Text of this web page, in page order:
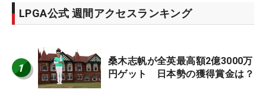
LPGA公式 週間アクセスランキング
1
桑木志帆が全英最高額2億3000万
円ゲット 日本勢の獲得賞金は？